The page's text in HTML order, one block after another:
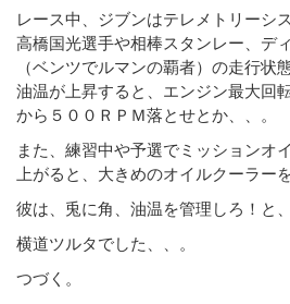
レース中、ジブンはテレメトリーシ
高橋国光選手や相棒スタンレー、デ
（ベンツでルマンの覇者）の走行状
油温が上昇すると、エンジン最大回
から５００ＲＰＭ落とせとか、、。
また、練習中や予選でミッションオ
上がると、大きめのオイルクーラー
彼は、兎に角、油温を管理しろ！と、
横道ツルタでした、、。
つづく。